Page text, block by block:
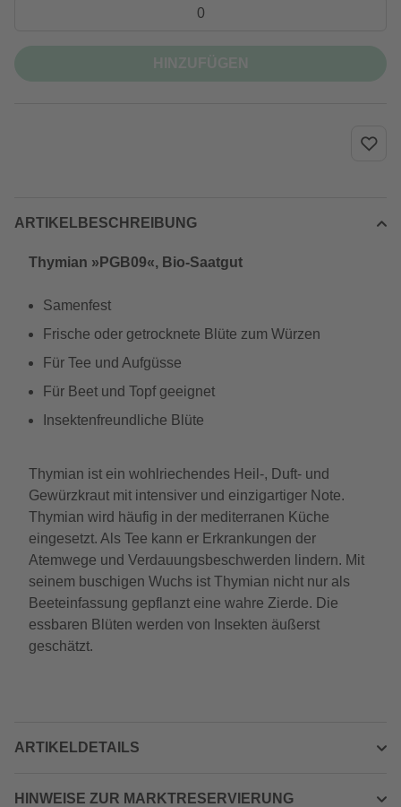
ARTIKELBESCHREIBUNG
Thymian »PGB09«, Bio-Saatgut
Samenfest
Frische oder getrocknete Blüte zum Würzen
Für Tee und Aufgüsse
Für Beet und Topf geeignet
Insektenfreundliche Blüte
Thymian ist ein wohlriechendes Heil-, Duft- und
Gewürzkraut mit intensiver und einzigartiger Note.
Thymian wird häufig in der mediterranen Küche
eingesetzt. Als Tee kann er Erkrankungen der
Atemwege und Verdauungsbeschwerden lindern. Mit
seinem buschigen Wuchs ist Thymian nicht nur als
Beeteinfassung gepflanzt eine wahre Zierde. Die
essbaren Blüten werden von Insekten äußerst
geschätzt.
ARTIKELDETAILS
HINWEISE ZUR MARKTRESERVIERUNG